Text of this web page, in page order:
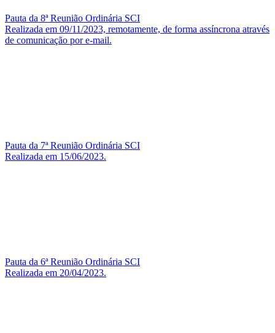
Pauta da 8ª Reunião Ordinária SCI
Realizada em 09/11/2023, remotamente, de forma assíncrona através
de comunicação por e-mail.
Pauta da 7ª Reunião Ordinária SCI
Realizada em 15/06/2023.
Pauta da 6ª Reunião Ordinária SCI
Realizada em 20/04/2023.